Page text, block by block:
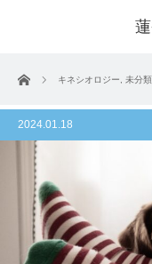
ホーム キネシオロジー 未分類
2024.01.18